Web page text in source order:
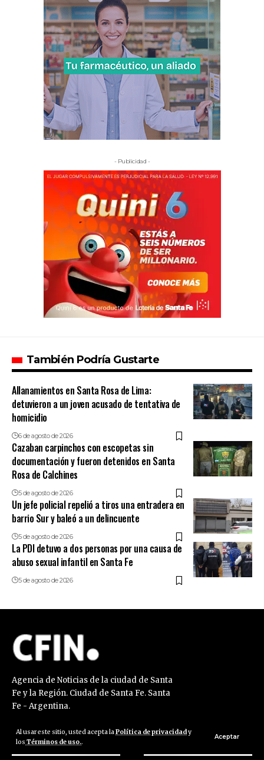
Al usar este sitio, usted acepta laPolítica de privacidady
los Términos de uso..
Aceptar
- Publicidad -
También Podría Gustarte
Allanamientos en Santa Rosa de Lima:
detuvieron a un joven acusado de tentativa de
homicidio
6 de agosto de 2026
Cazaban carpinchos con escopetas sin
documentación y fueron detenidos en Santa
Rosa de Calchines
5 de agosto de 2026
Un jefe policial repelió a tiros una entradera en
barrio Sur y baleó a un delincuente
5 de agosto de 2026
La PDI detuvo a dos personas por una causa de
abuso sexual infantil en Santa Fe
5 de agosto de 2026
Agencia de Noticias de la ciudad de Santa
Fe y la Región. Ciudad de Santa Fe. Santa
Fe - Argentina.
Institucional